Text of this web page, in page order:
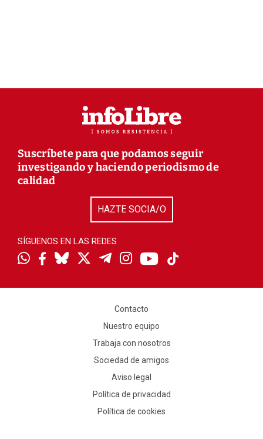
Suscríbete para que podamos seguir
investigando y haciendo periodismo de
calidad
HAZTE SOCIA/O
SÍGUENOS EN LAS REDES
Contacto
Nuestro equipo
Trabaja con nosotros
Sociedad de amigos
Aviso legal
Política de privacidad
Política de cookies